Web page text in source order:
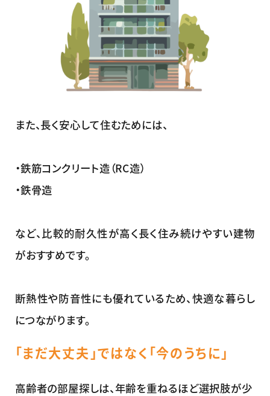
また、長く安心して住むためには、
・鉄筋コンクリート造（RC造）
・鉄骨造
など、比較的耐久性が高く長く住み続けやすい建物
がおすすめです。
断熱性や防音性にも優れているため、快適な暮らし
につながります。
「まだ大丈夫」ではなく「今のうちに」
高齢者の部屋探しは、年齢を重ねるほど選択肢が少